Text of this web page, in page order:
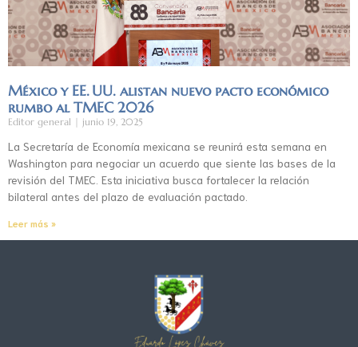
México y EE. UU. alistan nuevo pacto económico
rumbo al TMEC 2026
Editor general junio 19, 2025
La Secretaría de Economía mexicana se reunirá esta semana en
Washington para negociar un acuerdo que siente las bases de la
revisión del TMEC. Esta iniciativa busca fortalecer la relación
bilateral antes del plazo de evaluación pactado.
Leer más »